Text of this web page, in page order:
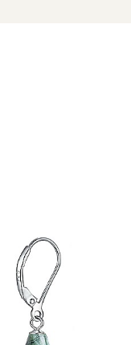
rare.
capacitățile
vise lucide și
masculine și
canalele de